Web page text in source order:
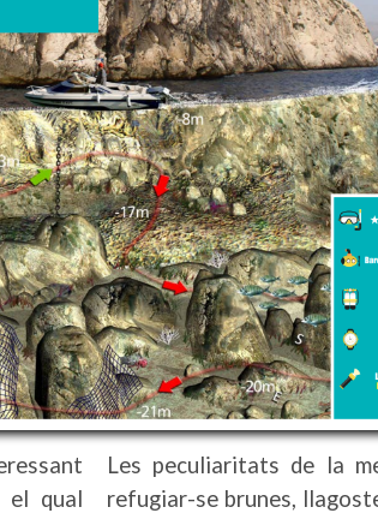
el qual
Les peculiaritats de la
refugiar-se brunes,